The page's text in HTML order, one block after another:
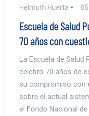
Helmuth Huerta
Escuela de Salud
70 años con
La Escuela de Salud
celebró 70 años de
su compromiso con
sobre el actual
el Fondo Nacional